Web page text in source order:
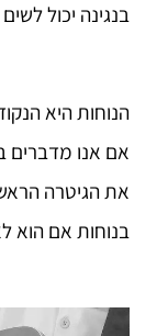
בנגינה יכול
הנוחות היא
אם אנו מדברים
את הגיטרה
בנוחות אם הוא